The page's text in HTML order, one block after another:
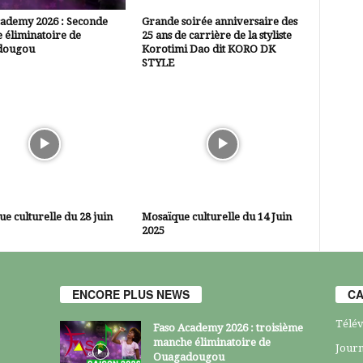
2026 : Seconde
éliminatoire de
Grande soirée anniversaire des
25 ans de carrière de la styliste
Korotimi Dao dit KORO DK
STYLE
culturelle du 28 juin
Mosaïque culturelle du 14 Juin
2025
ENCORE PLUS NEWS
Faso Academy 2026 : troisième
manche éliminatoire de
Ouagadougou